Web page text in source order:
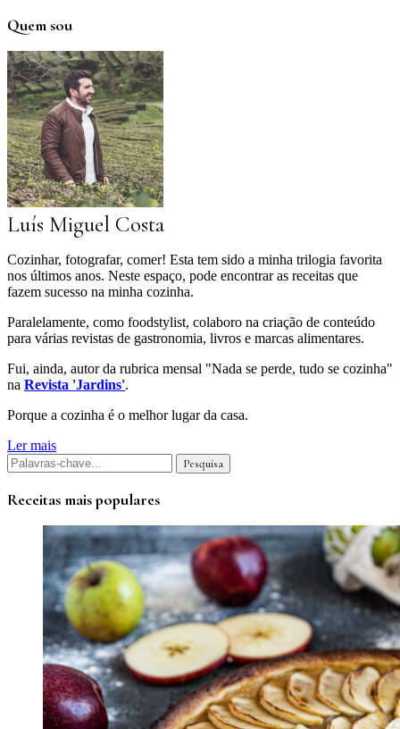
Quem sou
Luís Miguel Costa
Cozinhar, fotografar, comer! Esta tem sido a minha trilogia favorita
nos últimos anos. Neste espaço, pode encontrar as receitas que
fazem sucesso na minha cozinha.
Paralelamente, como foodstylist, colaboro na criação de conteúdo
para várias revistas de gastronomia, livros e marcas alimentares.
Fui, ainda, autor da rubrica mensal "Nada se perde, tudo se cozinha"
na Revista 'Jardins'.
Porque a cozinha é o melhor lugar da casa.
Ler mais
Receitas mais populares